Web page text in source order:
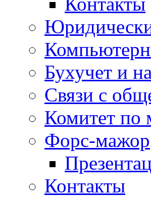
Бухучет и
Связи с
Комитет по
Форс-мажор
Контакты